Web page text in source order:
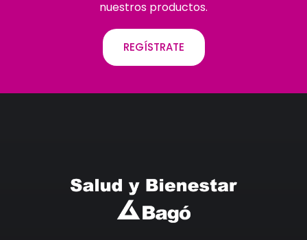
nuestros productos.
REGÍSTRATE